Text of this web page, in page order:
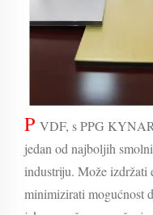
P VDF, s PPG
jedan od najboljih
industriju. Može izdržati
minimizirati mogućnost